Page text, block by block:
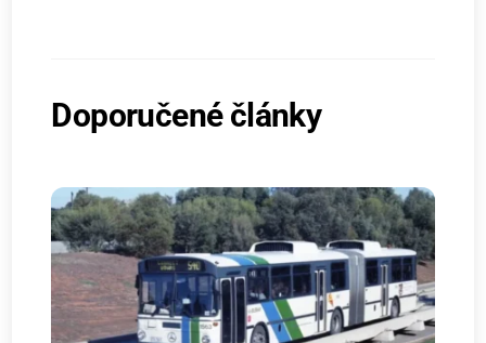
Doporučené články